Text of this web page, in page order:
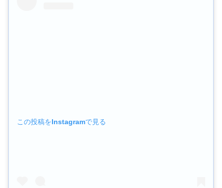
この投稿をInstagramで見る